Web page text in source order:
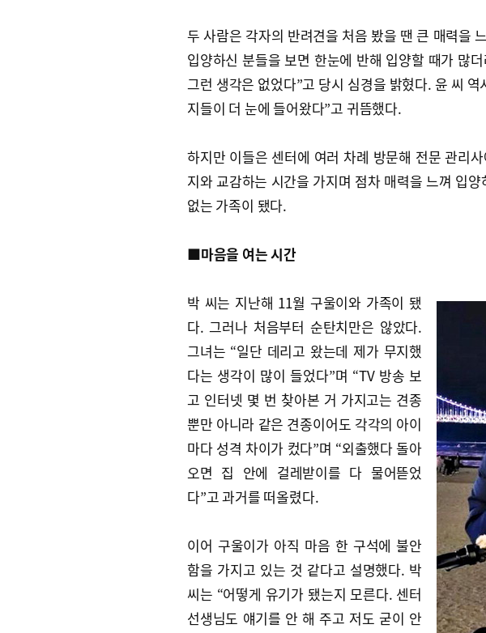
두 사람은 각자의 반려견을 처음 봤을 땐 큰 매력을
입양하신 분들을 보면 한눈에 반해 입양할 때가 많
그런 생각은 없었다”고 당시 심경을 밝혔다. 윤 씨
지들이 더 눈에 들어왔다”고 귀뜸했다.
하지만 이들은 센터에 여러 차례 방문해 전문 관리
지와 교감하는 시간을 가지며 점차 매력을 느껴 입
없는 가족이 됐다.
■마음을 여는 시간
박 씨는 지난해 11월 구울이와 가족이 됐
다. 그러나 처음부터 순탄치만은 않았다.
그녀는 “일단 데리고 왔는데 제가 무지했
다는 생각이 많이 들었다”며 “TV 방송 보
고 인터넷 몇 번 찾아본 거 가지고는 견종
뿐만 아니라 같은 견종이어도 각각의 아이
마다 성격 차이가 컸다”며 “외출했다 돌아
오면 집 안에 걸레받이를 다 물어뜯었
다”고 과거를 떠올렸다.
이어 구울이가 아직 마음 한 구석에 불안
함을 가지고 있는 것 같다고 설명했다. 박
씨는 “어떻게 유기가 됐는지 모른다. 센터
선생님도 얘기를 안 해 주고 저도 굳이 안